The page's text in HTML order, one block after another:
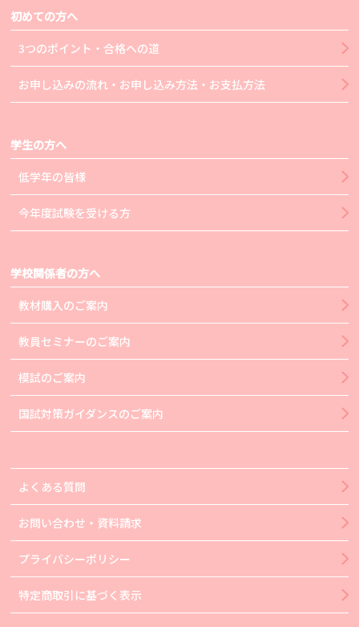
初めての方へ
3つのポイント・合格への道
お申し込みの流れ・お申し込み方法・お支払方法
学生の方へ
低学年の皆様
今年度試験を受ける方
学校関係者の方へ
教材購入のご案内
教員セミナーのご案内
模試のご案内
国試対策ガイダンスのご案内
よくある質問
お問い合わせ・資料請求
プライバシーポリシー
特定商取引に基づく表示